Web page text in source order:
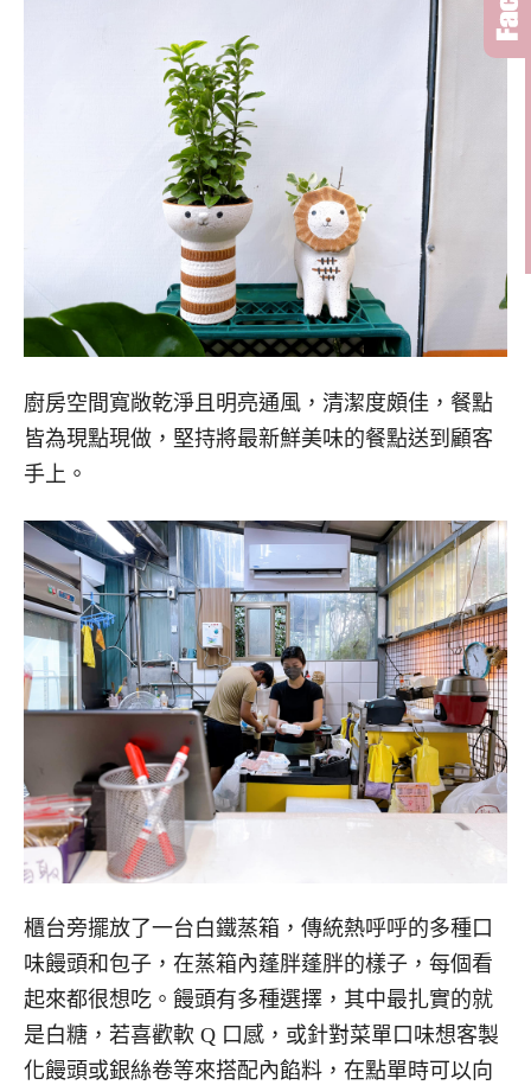
廚房空間寬敞乾淨且明亮通風，清潔度頗佳，餐點
皆為現點現做，堅持將最新鮮美味的餐點送到顧客
手上。
櫃台旁擺放了一台白鐵蒸箱，傳統熱呼呼的多種口
味饅頭和包子，在蒸箱內蓬胖蓬胖的樣子，每個看
起來都很想吃。饅頭有多種選擇，其中最扎實的就
是白糖，若喜歡軟 Q 口感，或針對菜單口味想客製
化饅頭或銀絲卷等來搭配內餡料，在點單時可以向